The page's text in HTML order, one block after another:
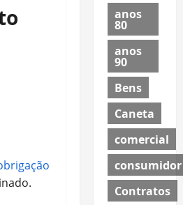
anos
80
anos
90
Bens
Caneta
comercial
consumidor
Contratos